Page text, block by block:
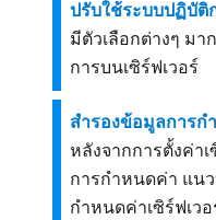
ปรับใช้ระบบปฏิบัติ
มีตัวเลือกต่างๆ ม
การบนเซิร์ฟเวอร์
สำรองข้อมูลการก
หลังจากการตั้งค่า
การกำหนดค่า แน
กำหนดค่าเซิร์ฟเว